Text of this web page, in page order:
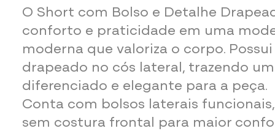
O Short com Bolso e Detalhe
conforto e praticidade em uma
moderna que valoriza o corpo.
drapeado no cós lateral, trazendo
diferenciado e elegante para a peça.
Conta com bolsos laterais
sem costura frontal para maior